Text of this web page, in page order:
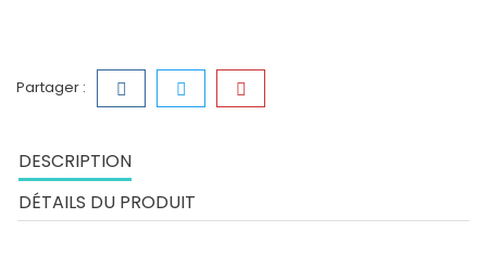
Partager :
DESCRIPTION
DÉTAILS DU PRODUIT